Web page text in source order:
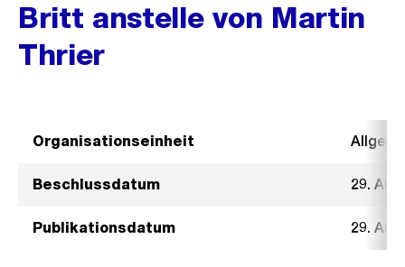
Britt anstelle von Martin
Thrier
Organisationseinheit
Beschlussdatum 29.
Publikationsdatum 29.